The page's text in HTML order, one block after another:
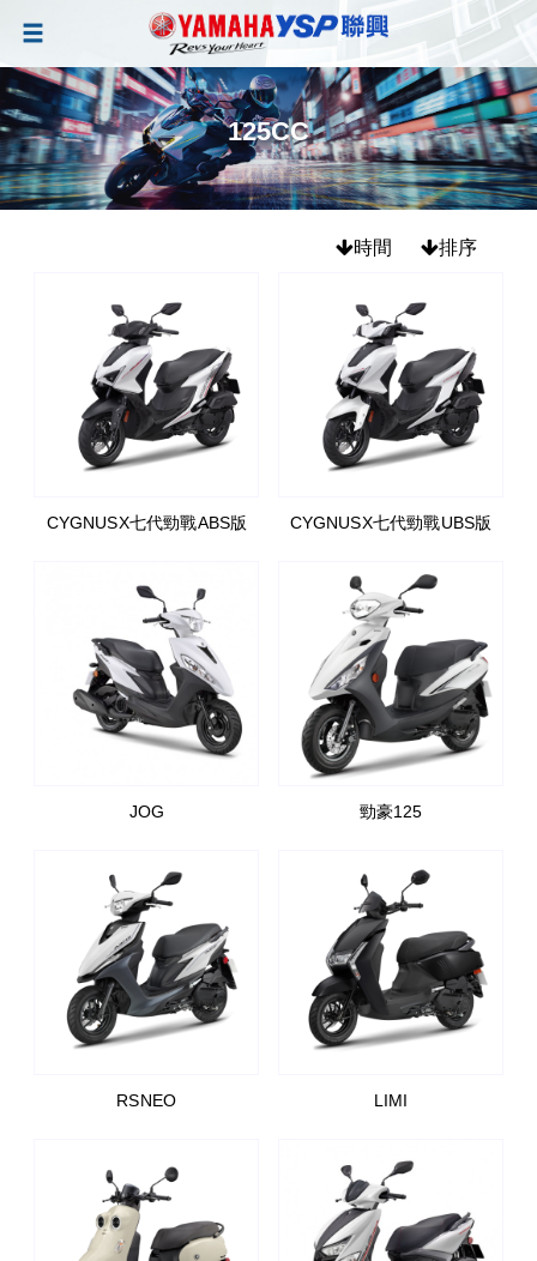
125CC
時間 排序
CYGNUS X七代勁戰 ABS版 CYGNUS X七代勁戰 UBS版
JOG 勁豪125
RS NEO LIMI